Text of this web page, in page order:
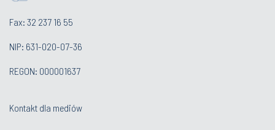
Fax: 32 237 16 55
NIP: 631-020-07-36
REGON: 000001637
Kontakt dla mediów